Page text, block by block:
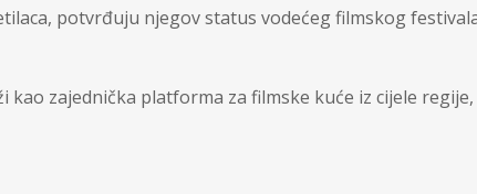
potvrđuju njegov status vodećeg filmskog
kao zajednička platforma za filmske kuće iz cijele